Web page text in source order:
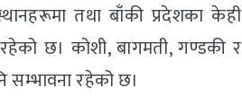
तथा बाँकी प्रदेशका केही
छ। कोशी, बागमती, गण्डकी र
सम्भावना रहेको छ।